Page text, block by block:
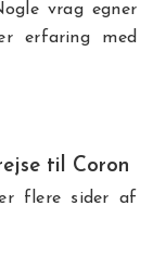
vrag egner
erfaring med
til Coron
flere sider af